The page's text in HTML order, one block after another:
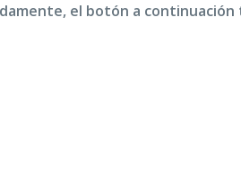
el botón a continuación